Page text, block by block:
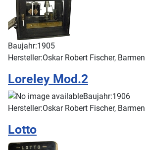
Baujahr:1905
Hersteller:Oskar Robert Fischer, Barmen
Loreley Mod.2
Baujahr:1906
Hersteller:Oskar Robert Fischer, Barmen
Lotto